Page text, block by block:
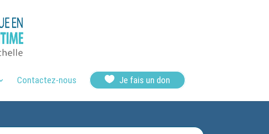
Contactez-nous  Je fais un don